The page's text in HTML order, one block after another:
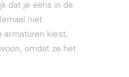
dat je eens in de
niet
armaturen kiest,
omdat ze het